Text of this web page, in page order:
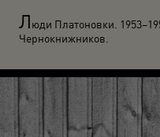
Люди Платоновки.
Чернокнижников.